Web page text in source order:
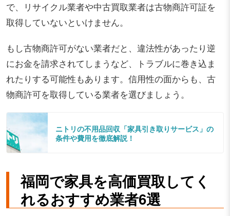
で、リサイクル業者や中古買取業者は古物商許可証を
取得していないといけません。
もし古物商許可がない業者だと、違法性があったり逆
にお金を請求されてしまうなど、トラブルに巻き込ま
れたりする可能性もあります。信用性の面からも、古
物商許可を取得している業者を選びましょう。
ニトリの不用品回収「家具引き取りサービス」の
条件や費用を徹底解説！
福岡で家具を高価買取してく
れるおすすめ業者6選